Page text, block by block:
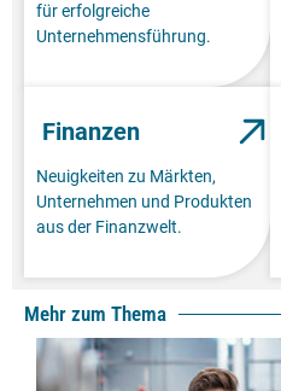
für erfolgreiche
Unternehmensführung.
Finanzen
Neuigkeiten zu Märkten,
Unternehmen und Produkten
aus der Finanzwelt.
Mehr zum Thema